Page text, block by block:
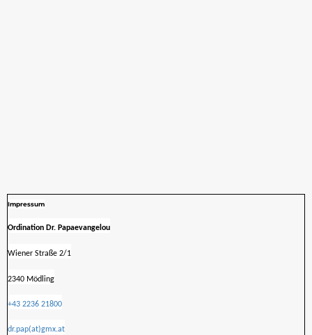
Impressum
Ordination Dr. Papaevangelou
Wiener Straße 2/1
2340 Mödling
+43 2236 21800
dr.pap(at)gmx.at